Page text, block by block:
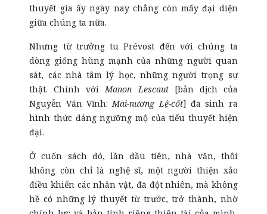
thuyết gia ấy ngày nay chẳng còn mấy đại diện
giữa chúng ta nữa.
Nhưng từ trưởng tu Prévost đến với chúng ta
dòng giống hùng mạnh của những người quan
sát, các nhà tâm lý học, những người trọng sự
thật. Chính vớiManon Lescaut[bản dịch của
Nguyễn Văn Vĩnh:Mai-nương Lệ-cốt] đã sinh ra
hình thức đáng ngưỡng mộ của tiểu thuyết hiện
đại.
Ở cuốn sách đó, lần đầu tiên, nhà văn, thôi
không còn chỉ là nghệ sĩ, một người thiện xảo
điều khiển các nhân vật, đã đột nhiên, mà không
hề có những lý thuyết từ trước, trở thành, nhờ